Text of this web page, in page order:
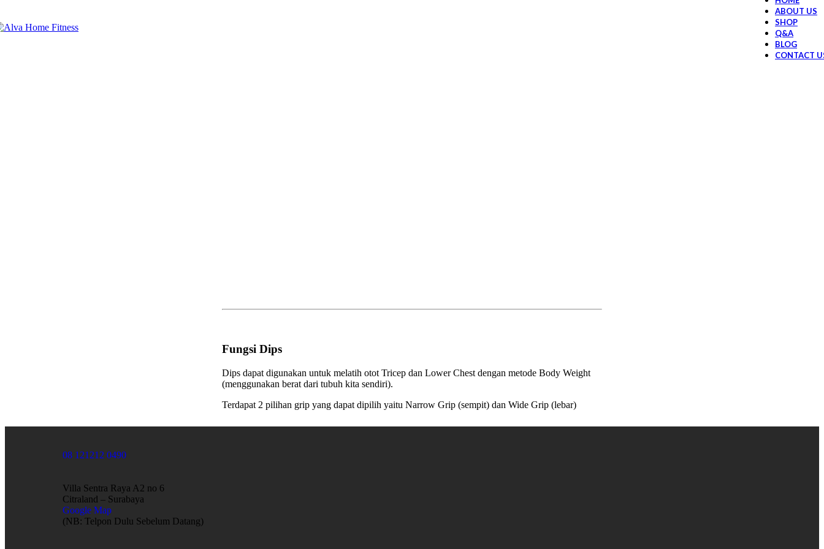
ABOUT US
SHOP
Q&A
BLOG
CONTACT
Fungsi Dips
Dips dapat digunakan untuk melatih otot Tricep dan Lower Chest dengan metode Body Weight
(menggunakan berat dari tubuh kita sendiri).
Terdapat 2 pilihan grip yang dapat dipilih yaitu Narrow Grip (sempit) dan Wide Grip (lebar)
08 121212 0490
Villa Sentra Raya A2 no 6
Citraland – Surabaya
Google Map
(NB: Telpon Dulu Sebelum Datang)